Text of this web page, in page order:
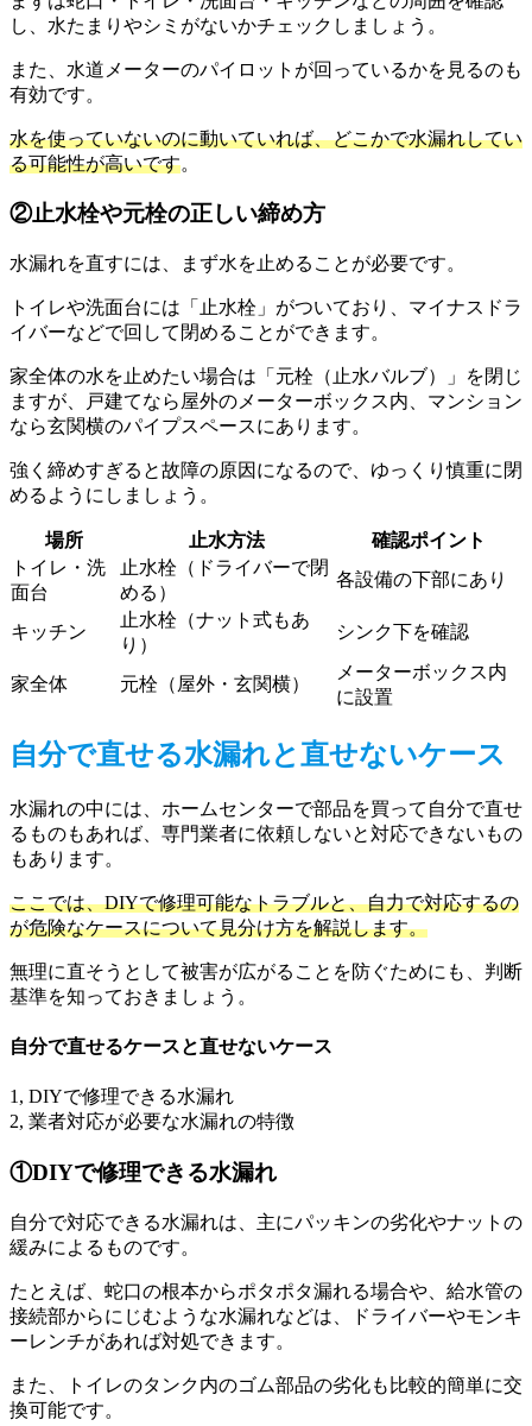
し、水たまりやシミがないかチェックしましょう。
また、水道メーターのパイロットが回っているかを見るのも
有効です。
水を使っていないのに動いていれば、どこかで水漏れしてい
る可能性が高いです。
②止水栓や元栓の正しい締め方
水漏れを直すには、まず水を止めることが必要です。
トイレや洗面台には「止水栓」がついており、マイナスドラ
イバーなどで回して閉めることができます。
家全体の水を止めたい場合は「元栓（止水バルブ）」を閉じ
ますが、戸建てなら屋外のメーターボックス内、マンション
なら玄関横のパイプスペースにあります。
強く締めすぎると故障の原因になるので、ゆっくり慎重に閉
めるようにしましょう。
場所 止水方法
確認ポイント
トイレ・洗
面台
止水栓（ドライバーで閉
める）
各設備の下部にあり
キッチン
止水栓（ナット式もあ
り）
シンク下を確認
家全体 元栓（屋外・玄関横）
メーターボックス内
に設置
自分で直せる水漏れと直せないケース
水漏れの中には、ホームセンターで部品を買って自分で直せ
るものもあれば、専門業者に依頼しないと対応できないもの
もあります。
ここでは、DIYで修理可能なトラブルと、自力で対応するの
が危険なケースについて見分け方を解説します。
無理に直そうとして被害が広がることを防ぐためにも、判断
基準を知っておきましょう。
自分で直せるケースと直せないケース
1, DIYで修理できる水漏れ
2, 業者対応が必要な水漏れの特徴
①DIYで修理できる水漏れ
自分で対応できる水漏れは、主にパッキンの劣化やナットの
緩みによるものです。
たとえば、蛇口の根本からポタポタ漏れる場合や、給水管の
接続部からにじむような水漏れなどは、ドライバーやモンキ
ーレンチがあれば対処できます。
また、トイレのタンク内のゴム部品の劣化も比較的簡単に交
換可能です。